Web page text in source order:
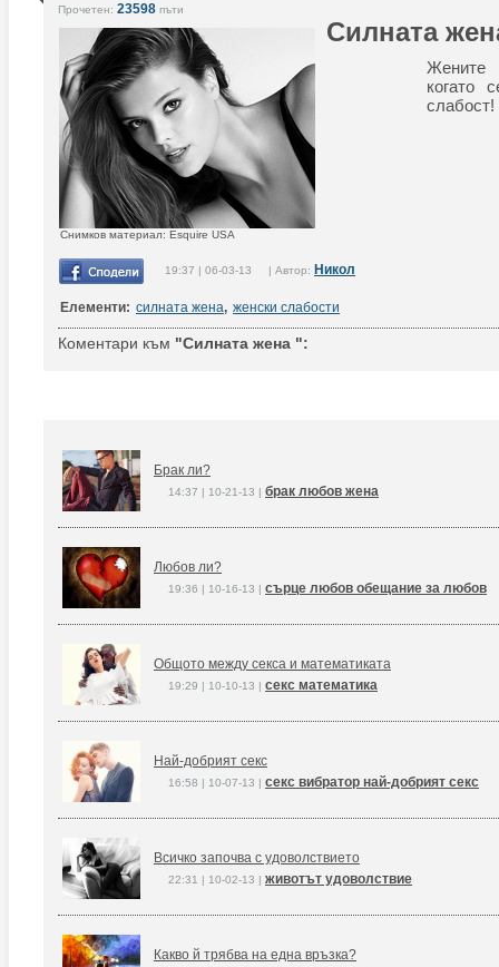
Прочетен: 23598 пъти
Снимков материал: Esquire USA
Силната
Жените
когато
слабост!
19:37 | 06-03-13 | Автор: Никол
Елементи: силната жена, женски слабости
Коментари към "Силната жена ":
Брак ли?
14:37 | 10-21-13 | брак любов жена
Любов ли?
19:36 | 10-16-13 | сърце любов обещание за любов
Общото между секса и математиката
19:29 | 10-10-13 | секс математика
Най-добрият секс
16:58 | 10-07-13 | секс вибратор най-добрият секс
Всичко започва с удоволствието
22:31 | 10-02-13 | животът удоволствие
Какво й трябва на една връзка?